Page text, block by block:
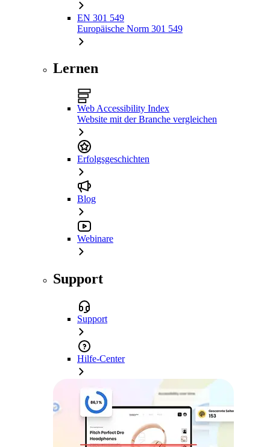
EN 301 549
Europäische Norm 301 549
Lernen
Web Accessibility Index
Website mit der Branche vergleichen
Erfolgsgeschichten
Blog
Webinare
Support
Support
Hilfe-Center